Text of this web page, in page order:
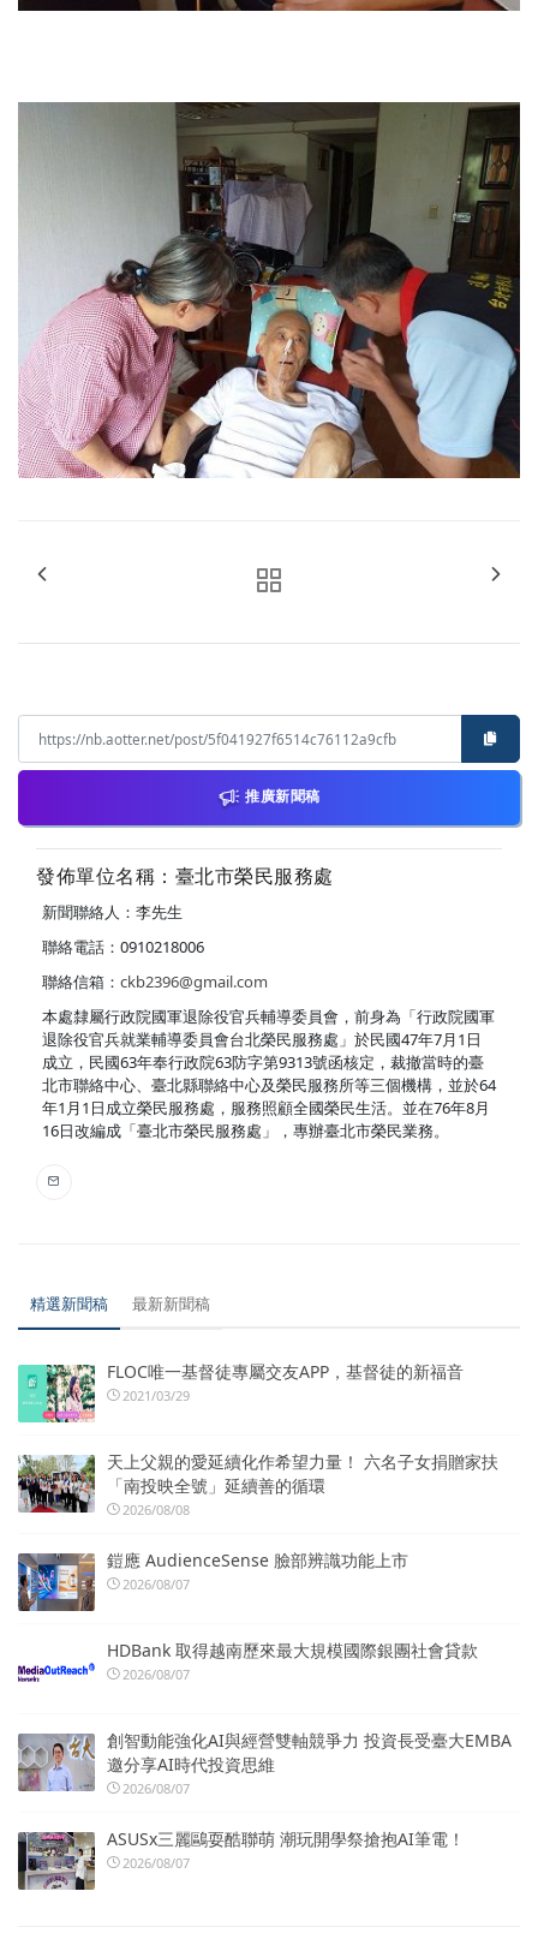
推廣新聞稿
發佈單位名稱：臺北市榮民服務處
新聞聯絡人：李先生
聯絡電話：0910218006
聯絡信箱： ckb2396@gmail.com
本處隸屬行政院國軍退除役官兵輔導委員會，前身為「行政院國軍
退除役官兵就業輔導委員會台北榮民服務處」於民國47年7月1日
成立，民國63年奉行政院63防字第9313號函核定，裁撤當時的臺
北市聯絡中心、臺北縣聯絡中心及榮民服務所等三個機構，並於64
年1月1日成立榮民服務處，服務照顧全國榮民生活。並在76年8月
16日改編成「臺北市榮民服務處」，專辦臺北市榮民業務。
精選新聞稿 最新新聞稿
FLOC唯一基督徒專屬交友APP，基督徒的新福音
2021/03/29
天上父親的愛延續化作希望力量！ 六名子女捐贈家扶
「南投映全號」延續善的循環
2026/08/08
鎧應 AudienceSense 臉部辨識功能上市
2026/08/07
HDBank 取得越南歷來最大規模國際銀團社會貸款
2026/08/07
創智動能強化AI與經營雙軸競爭力 投資長受臺大EMBA
邀分享AI時代投資思維
2026/08/07
ASUSx三麗鷗耍酷聯萌 潮玩開學祭搶抱AI筆電！
2026/08/07